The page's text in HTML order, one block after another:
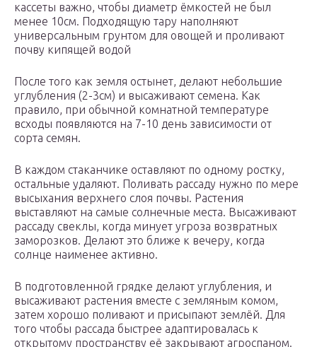
кассеты важно, чтобы диаметр ёмкостей не был
менее 10см. Подходящую тару наполняют
универсальным грунтом для овощей и проливают
почву кипящей водой
После того как земля остынет, делают небольшие
углубления (2-3см) и высаживают семена. Как
правило, при обычной комнатной температуре
всходы появляются на 7-10 день зависимости от
сорта семян.
В каждом стаканчике оставляют по одному ростку,
остальные удаляют. Поливать рассаду нужно по мере
высыхания верхнего слоя почвы. Растения
выставляют на самые солнечные места. Высаживают
рассаду свеклы, когда минует угроза возвратных
заморозков. Делают это ближе к вечеру, когда
солнце наименее активно.
В подготовленной грядке делают углубления, и
высаживают растения вместе с земляным комом,
затем хорошо поливают и присыпают землёй. Для
того чтобы рассада быстрее адаптировалась к
открытому пространству её закрывают агроспаном.